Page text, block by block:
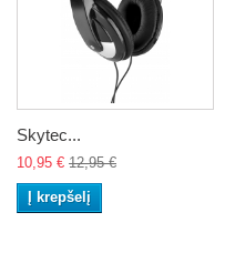
Skytec...
10,95 € 12,95 €
Į krepšelį